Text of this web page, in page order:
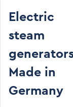
Electric
steam
Made in
Germany